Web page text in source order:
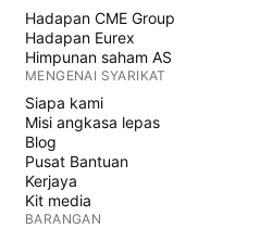
Hadapan CME Group
Hadapan Eurex
Himpunan saham AS
MENGENAI SYARIKAT
Siapa kami
Misi angkasa lepas
Blog
Pusat Bantuan
Kerjaya
Kit media
BARANGAN